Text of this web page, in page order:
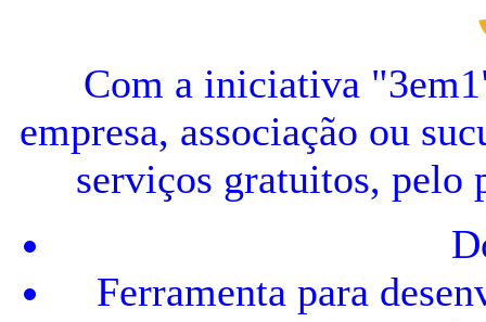
Com a iniciativa
empresa, associação ou
serviços gratuitos, pelo
Ferramenta para